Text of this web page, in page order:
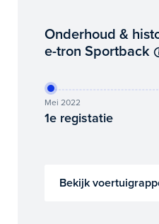
Onderhoud &
e-tron Sportback
Mei 2022
1e registatie
Bekijk